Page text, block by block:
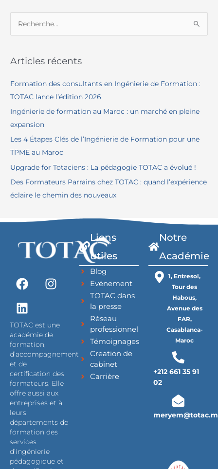
h
r
:
Articles récents
Formation des consultants en Ingénierie de Formation :
TOTAC lance l’édition 2026
Ingénierie de formation au Maroc : un marché en pleine
expansion
Les 4 Étapes Clés de l’Ingénierie de Formation pour une
TPME au Maroc
Upgrade for Totaciens : La pédagogie TOTAC a évolué !
Des Formateurs Parrains chez TOTAC : quand l’expérience
éclaire le chemin des nouveaux
F
a
c
e
b
o
o
k
I
n
a
g
r
a
m
L
i
n
k
e
d
i
n
TOTAC est une
académie de
formation,
d’accompagnement
et de
certification des
formateurs. Elle
offre aussi aux
entreprises et à
leurs
départements de
formation des
services
d’ingénierie
pédagogique et
Liens
utiles
Blog
Evénement
TOTAC dans
la presse
Réseau
professionnel
Témoignages
Creation de
cabinet
Carrière
Notre
Académie
1, Entresol,
Tour des
Habous,
Avenue des
FAR,
Casablanca-
Maroc
+212 661 35 91
02